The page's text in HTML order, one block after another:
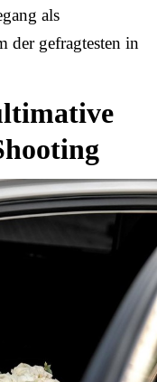
als
der gefragtesten in